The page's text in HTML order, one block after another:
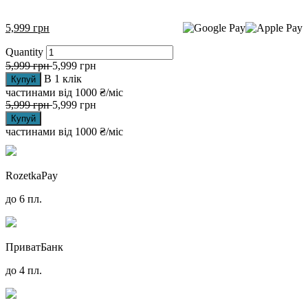
5,999 грн
Quantity
5,999грн 5,999 грн
Купуй
В 1 клік
частинами від 1000 ₴/міс
5,999грн 5,999 грн
Купуй
частинами від 1000 ₴/міс
RozetkaPay
до 6 пл.
ПриватБанк
до 4 пл.